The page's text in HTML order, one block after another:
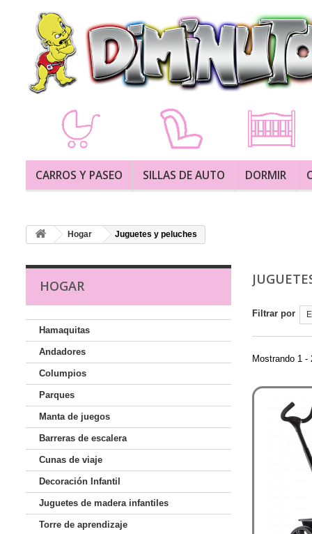
CARROS Y PASEO SILLAS DE AUTO DORMIR
Hogar Juguetes y peluches
HOGAR
Hamaquitas
Andadores
Columpios
Parques
Manta de juegos
Barreras de escalera
Cunas de viaje
Decoración Infantil
Juguetes de madera infantiles
Torre de aprendizaje
Filtrar por
Mostrando 1 -